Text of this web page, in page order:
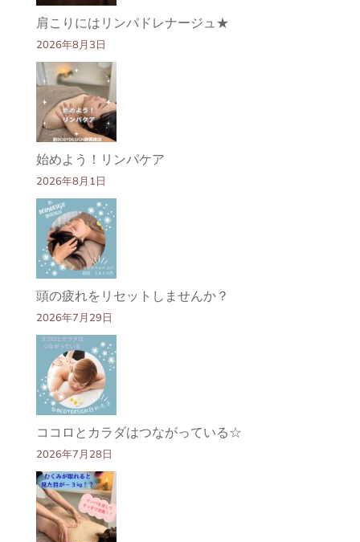
肩こりにはリンパドレナージュ★
2026年8月3日
始めよう！リンパケア
2026年8月1日
頭の疲れをリセットしませんか？
2026年7月29日
ココロとカラダはつながっている☆
2026年7月28日